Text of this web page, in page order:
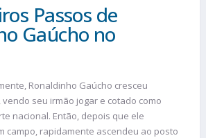
Passos de
Gaúcho no
Ronaldinho Gaúcho cresceu
seu irmão jogar e cotado como
nacional. Então, depois que ele
campo, rapidamente ascendeu ao posto